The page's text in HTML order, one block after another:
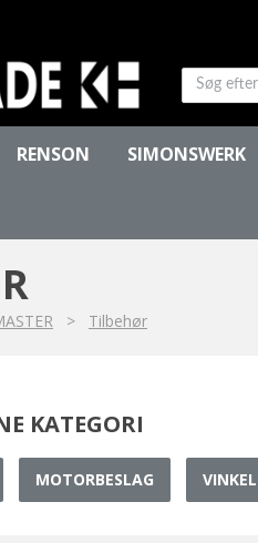
RENSON SIMONSWERK
> Tilbehør
KATEGORI
MOTORBESLAG